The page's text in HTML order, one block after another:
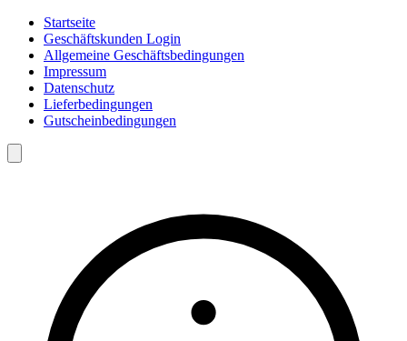
Startseite
Geschäftskunden Login
Allgemeine Geschäftsbedingungen
Impressum
Datenschutz
Lieferbedingungen
Gutscheinbedingungen